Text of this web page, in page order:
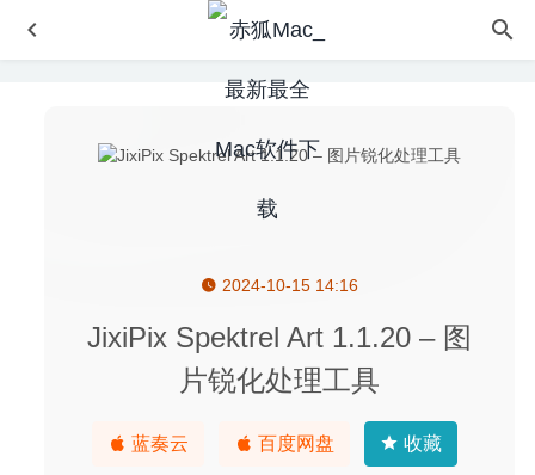
2024-10-15 14:16
JixiPix Spektrel Art 1.1.20 – 图
片锐化处理工具
蓝奏云 百度网盘 收藏
AweCleaner Professional 4.5 – 多功能Mac系统清理工具
All to MP3 Audio Converter 5.4.1-音频格式转换软件 2026-
Money Pro 2.5.14 中文版-非常出色的个人理财软件 2020-